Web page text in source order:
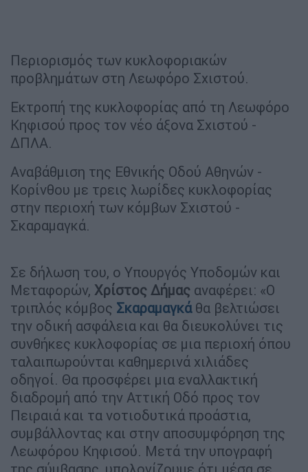
Περιορισμός των κυκλοφοριακών
προβλημάτων στη Λεωφόρο Σχιστού.
Εκτροπή της κυκλοφορίας από τη Λεωφόρο
Κηφισού προς τον νέο άξονα Σχιστού -
ΔΠΛΑ.
Αναβάθμιση της Εθνικής Οδού Αθηνών -
Κορίνθου με τρεις λωρίδες κυκλοφορίας
στην περιοχή των κόμβων Σχιστού -
Σκαραμαγκά.
Σε δήλωση του, ο Υπουργός Υποδομών και
Μεταφορών, Χρίστος Δήμας αναφέρει: «Ο
τριπλός κόμβος Σκαραμαγκά θα βελτιώσει
την οδική ασφάλεια και θα διευκολύνει τις
συνθήκες κυκλοφορίας σε μια περιοχή όπου
ταλαιπωρούνται καθημερινά χιλιάδες
οδηγοί. Θα προσφέρει μια εναλλακτική
διαδρομή από την Αττική Οδό προς τον
Πειραιά και τα νοτιοδυτικά προάστια,
συμβάλλοντας και στην αποσυμφόρηση της
Λεωφόρου Κηφισού. Μετά την υπογραφή